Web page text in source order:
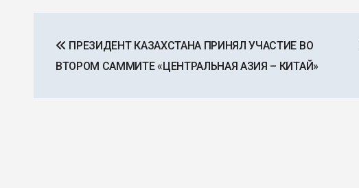
по
ПРЕЗИДЕНТ КАЗАХСТАНА ПРИНЯЛ УЧАСТИЕ ВО
ВТОРОМ САММИТЕ «ЦЕНТРАЛЬНАЯ АЗИЯ – КИТАЙ»